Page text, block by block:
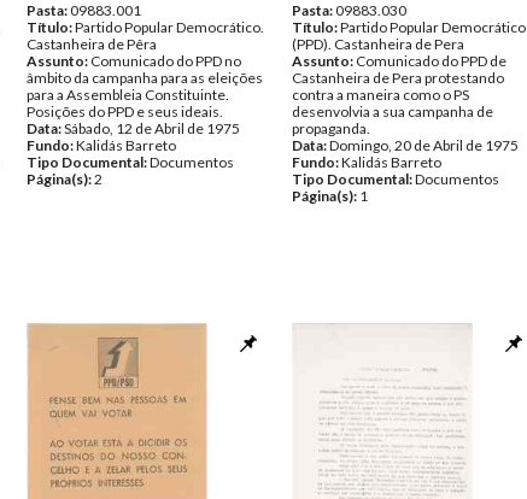
Pasta:09883.001
Título:Partido Popular Democrático.
Castanheira de Pêra
Assunto: Comunicado do PPD no
âmbito da campanha para as eleições
para a Assembleia Constituinte.
Posições do PPD e seus ideais.
Data:Sábado, 12 de Abril de 1975
Fundo:Kalidás Barreto
Tipo Documental:Documentos
Página(s):2
Pasta:09883.030
Título:Partido Popular Democrático
(PPD). Castanheira de Pera
Assunto: Comunicado do PPD de
Castanheira de Pera protestando
contra a maneira como o PS
desenvolvia a sua campanha de
propaganda.
Data:Domingo, 20 de Abril de 1975
Fundo:Kalidás Barreto
Tipo Documental:Documentos
Página(s): 1